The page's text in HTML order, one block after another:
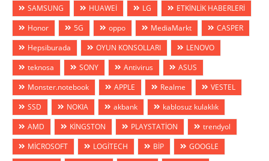
SAMSUNG HUAWEİ LG
ETKİNLİK HABERLERİ
Honor
5G oppo MediaMarkt
CASPER
Hepsiburada
OYUN KONSOLLARI
LENOVO
teknosa
SONY Antivirus
ASUS
Monster.notebook
APPLE Realme
VESTEL
SSD
NOKIA akbank
kablosuz kulaklık
AMD
KİNGSTON PLAYSTATİON
trendyol
MİCROSOFT
LOGİTECH BİP
GOOGLE